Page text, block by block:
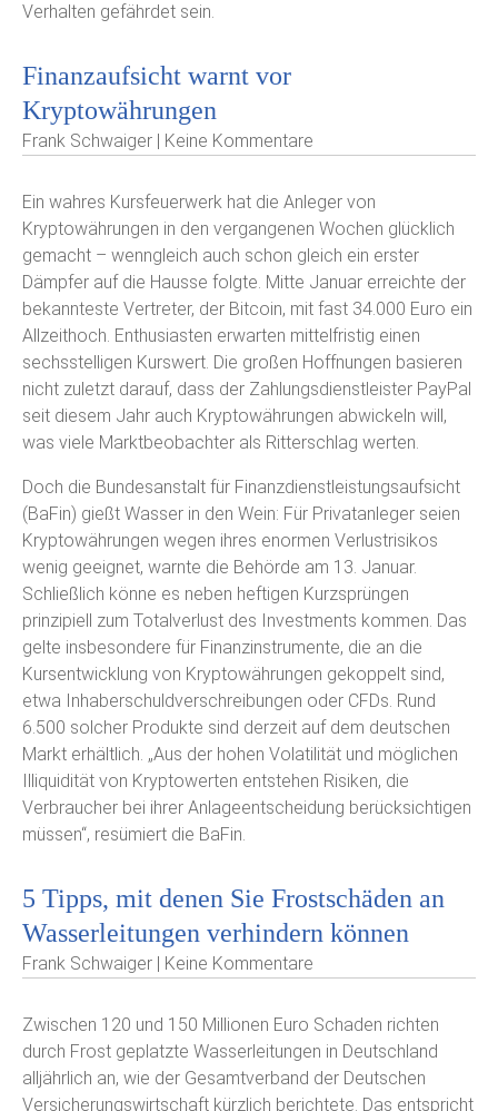
Verhalten gefährdet sein.
Finanzaufsicht warnt vor
Kryptowährungen
Frank Schwaiger | Keine Kommentare
Ein wahres Kursfeuerwerk hat die Anleger von
Kryptowährungen in den vergangenen Wochen glücklich
gemacht – wenngleich auch schon gleich ein erster
Dämpfer auf die Hausse folgte. Mitte Januar erreichte der
bekannteste Vertreter, der Bitcoin, mit fast 34.000 Euro ein
Allzeithoch. Enthusiasten erwarten mittelfristig einen
sechsstelligen Kurswert. Die großen Hoffnungen basieren
nicht zuletzt darauf, dass der Zahlungsdienstleister PayPal
seit diesem Jahr auch Kryptowährungen abwickeln will,
was viele Marktbeobachter als Ritterschlag werten.
Doch die Bundesanstalt für Finanzdienstleistungsaufsicht
(BaFin) gießt Wasser in den Wein: Für Privatanleger seien
Kryptowährungen wegen ihres enormen Verlustrisikos
wenig geeignet, warnte die Behörde am 13. Januar.
Schließlich könne es neben heftigen Kurzsprüngen
prinzipiell zum Totalverlust des Investments kommen. Das
gelte insbesondere für Finanzinstrumente, die an die
Kursentwicklung von Kryptowährungen gekoppelt sind,
etwa Inhaberschuldverschreibungen oder CFDs. Rund
6.500 solcher Produkte sind derzeit auf dem deutschen
Markt erhältlich. „Aus der hohen Volatilität und möglichen
Illiquidität von Kryptowerten entstehen Risiken, die
Verbraucher bei ihrer Anlageentscheidung berücksichtigen
müssen“, resümiert die BaFin.
5 Tipps, mit denen Sie Frostschäden an
Wasserleitungen verhindern können
Frank Schwaiger | Keine Kommentare
Zwischen 120 und 150 Millionen Euro Schaden richten
durch Frost geplatzte Wasserleitungen in Deutschland
alljährlich an, wie der Gesamtverband der Deutschen
Versicherungswirtschaft kürzlich berichtete. Das entspricht